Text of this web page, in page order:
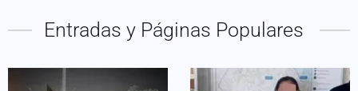
Entradas y Páginas Populares